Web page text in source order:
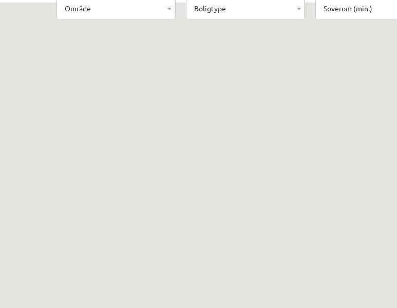
Område Boligtype Soverom (min.)